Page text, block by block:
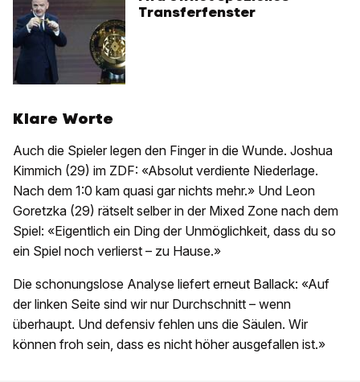
Transferfenster
Klare Worte
Auch die Spieler legen den Finger in die Wunde. Joshua
Kimmich (29) im ZDF: «Absolut verdiente Niederlage.
Nach dem 1:0 kam quasi gar nichts mehr.» Und Leon
Goretzka (29) rätselt selber in der Mixed Zone nach dem
Spiel: «Eigentlich ein Ding der Unmöglichkeit, dass du so
ein Spiel noch verlierst – zu Hause.»
Die schonungslose Analyse liefert erneut Ballack: «Auf
der linken Seite sind wir nur Durchschnitt – wenn
überhaupt. Und defensiv fehlen uns die Säulen. Wir
können froh sein, dass es nicht höher ausgefallen ist.»